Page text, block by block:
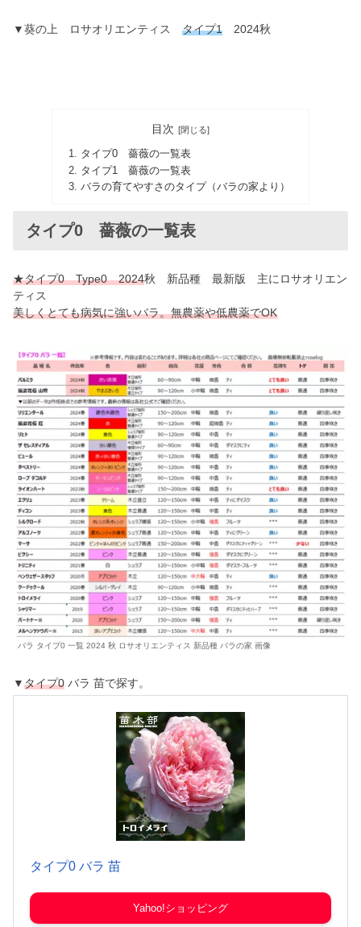
▼葵の上 ロサオリエンティス タイプ1 2024秋
目次
タイプ0 薔薇の一覧表
タイプ1 薔薇の一覧表
バラの育てやすさのタイプ（バラの家より）
タイプ0 薔薇の一覧表
★タイプ0 Type0 2024秋 新品種 最新版 主にロサオリエン
ティス
美しくとても病気に強いバラ。無農薬や低農薬でOK
バラ タイプ0 一覧 2024 秋 ロサオリエンティス 新品種 バラの家 画像
▼タイプ0 バラ 苗で探す。
タイプ0 バラ 苗
Yahoo!ショッピング